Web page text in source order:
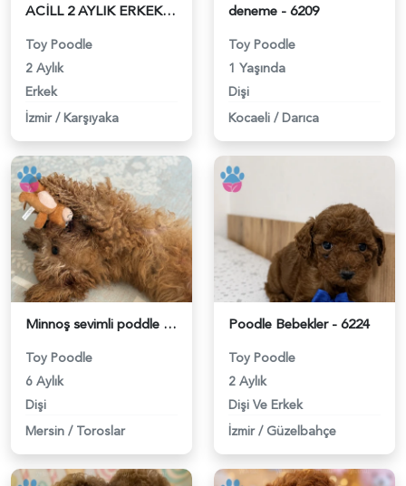
ACİLL 2 AYLIK ERKEK TOY POODLE - 6229
Toy Poodle
2 Aylık
Erkek
İzmir/Karşıyaka
deneme - 6209
Toy Poodle
1 Yaşında
Dişi
Kocaeli /Darıca
Minnoş sevimli poddle - 6210
Toy Poodle
6 Aylık
Dişi
Mersin / Toroslar
Poodle Bebekler - 6224
Toy Poodle
2 Aylık
Dişi Ve Erkek
İzmir/ Güzelbahçe